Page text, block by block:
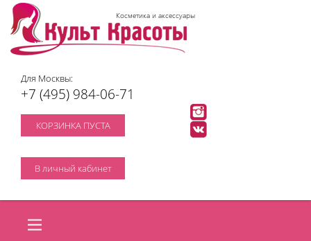
Косметика и аксессуары
Для Москвы:
+7 (495) 984-06-71
КОРЗИНКА ПУСТА
В личный кабинет